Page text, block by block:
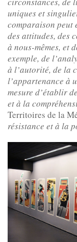
uniques et
comparaison peut
des attitudes, des
à nous-mêmes, et
exemple, de
à l’autorité, de la
l’appartenance à
mesure d’établir
et à la
Territoires de la
résistance et à la